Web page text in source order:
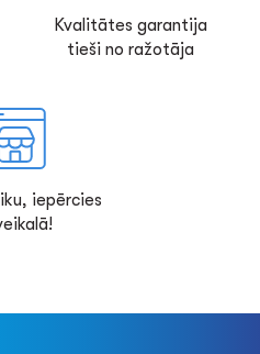
Kvalitātes garantija
tieši no ražotāja
iepērcies